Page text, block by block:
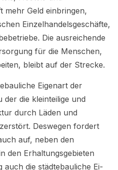
mehr Geld einbringen,
Einzelhandelsgeschäfte,
Die ausrei­chende
für die Menschen,
bleibt auf der Strecke.
Eigenart der
die kleinteilige und
durch Läden und
Deswegen fordert
auf, neben den
den Erhal­tungsgebieten
auch die städtebauliche Ei­